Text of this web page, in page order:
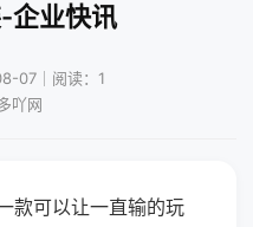
企业快讯
07｜阅读：1
吖网
款可以让一直输的玩